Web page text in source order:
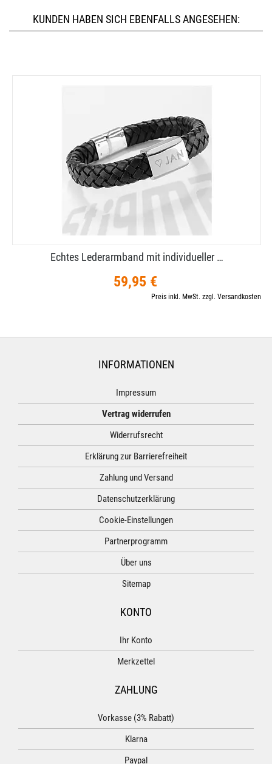
KUNDEN HABEN SICH EBENFALLS ANGESEHEN:
Echtes Lederarmband mit individueller …
59,95 €
Preis inkl. MwSt. zzgl. Versandkosten
INFORMATIONEN
Impressum
Vertrag widerrufen
Widerrufsrecht
Erklärung zur Barrierefreiheit
Zahlung und Versand
Datenschutzerklärung
Cookie-Einstellungen
Partnerprogramm
Über uns
Sitemap
KONTO
Ihr Konto
Merkzettel
ZAHLUNG
Vorkasse (3% Rabatt)
Klarna
Paypal